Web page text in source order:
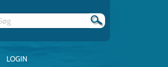
LOGIN